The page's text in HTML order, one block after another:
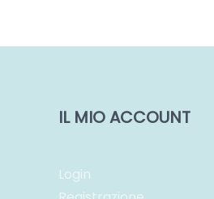
IL MIO ACCOUNT
Login